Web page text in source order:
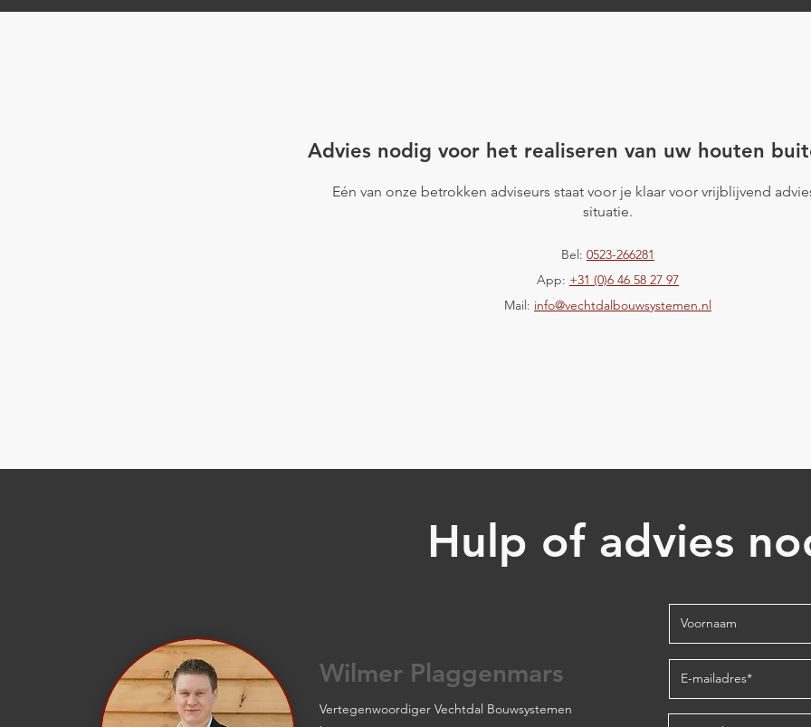
Advies nodig voor het realiseren van uw houten
Eén van onze betrokken adviseurs staat voor je klaar voor vrijblijvend
situatie.
Bel: 0523-266281
App: +31 (0)6 46 58 27 97
Mail: info@vechtdalbouwsystemen.nl
Hulp of advies
Wilmer Plaggenmars
Vertegenwoordiger Vechtdal Bouwsystemen